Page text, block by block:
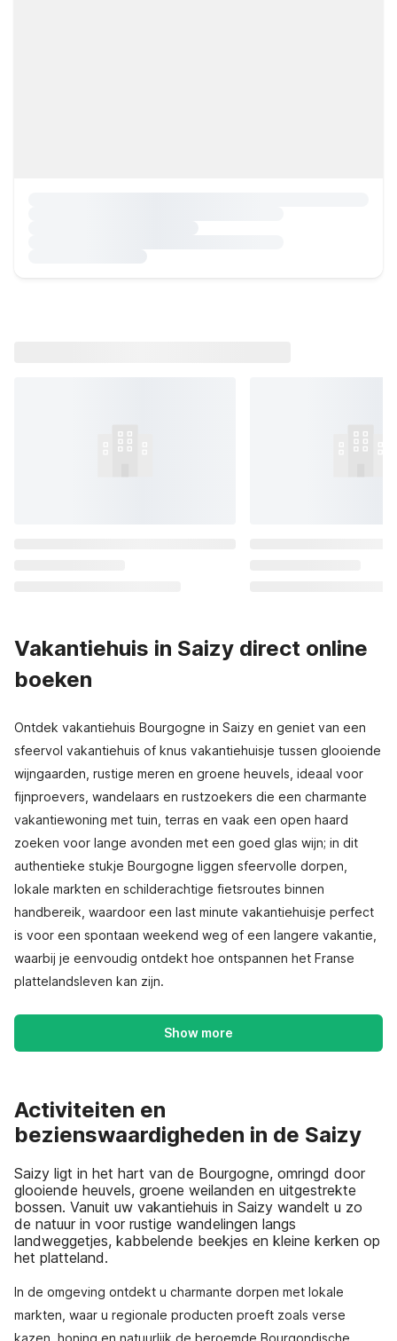
Vakantiehuis in Saizy direct online
boeken
Ontdek vakantiehuis Bourgogne in Saizy en geniet van een
sfeervol vakantiehuis of knus vakantiehuisje tussen glooiende
wijngaarden, rustige meren en groene heuvels, ideaal voor
fijnproevers, wandelaars en rustzoekers die een charmante
vakantiewoning met tuin, terras en vaak een open haard
zoeken voor lange avonden met een goed glas wijn; in dit
authentieke stukje Bourgogne liggen sfeervolle dorpen,
lokale markten en schilderachtige fietsroutes binnen
handbereik, waardoor een last minute vakantiehuisje perfect
is voor een spontaan weekend weg of een langere vakantie,
waarbij je eenvoudig ontdekt hoe ontspannen het Franse
plattelandsleven kan zijn.
Show more
Activiteiten en
bezienswaardigheden in de Saizy
Saizy ligt in het hart van de Bourgogne, omringd door
glooiende heuvels, groene weilanden en uitgestrekte
bossen. Vanuit uw vakantiehuis in Saizy wandelt u zo
de natuur in voor rustige wandelingen langs
landweggetjes, kabbelende beekjes en kleine kerken op
het platteland.
In de omgeving ontdekt u charmante dorpen met lokale
markten, waar u regionale producten proeft zoals verse
kazen, honing en natuurlijk de beroemde Bourgondische